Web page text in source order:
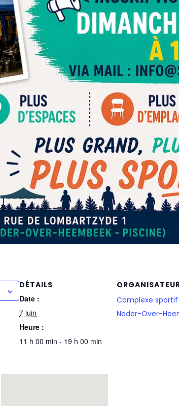
DÉTAILS
Date :
7 juin
Heure :
11 h 00 min - 19 h 00 min
Complexe sportif
Neder-Over-